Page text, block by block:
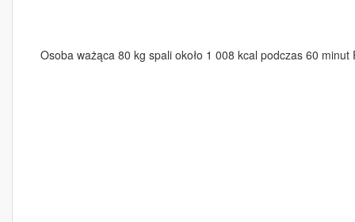
Osoba ważąca 80 kg spali około 1 008 kcal podczas 60 minut